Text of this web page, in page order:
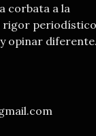
corbata a la
rigor
opinar diferente.